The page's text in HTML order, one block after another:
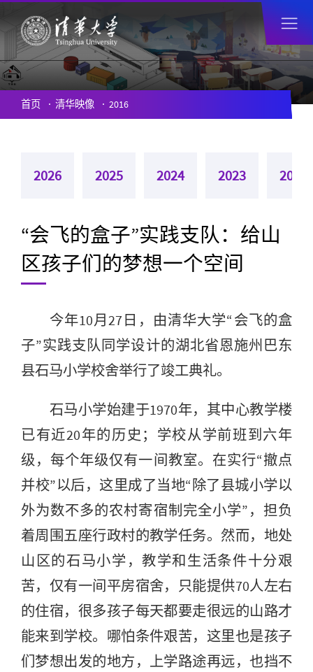
“会飞的盒子”实践支队：给山
区孩子们的梦想一个空间
首页 清华映像 2016
2026 2025 2024 2023 2022
今年10月27日，由清华大学“会飞的盒
子”实践支队同学设计的湖北省恩施州巴东
县石马小学校舍举行了竣工典礼。
石马小学始建于1970年，其中心教学楼
已有近20年的历史；学校从学前班到六年
级，每个年级仅有一间教室。在实行“撤点
并校”以后，这里成了当地“除了县城小学以
外为数不多的农村寄宿制完全小学”，担负
着周围五座行政村的教学任务。然而，地处
山区的石马小学，教学和生活条件十分艰
苦，仅有一间平房宿舍，只能提供70人左右
的住宿，很多孩子每天都要走很远的山路才
能来到学校。哪怕条件艰苦，这里也是孩子
们梦想出发的地方，上学路途再远，也挡不